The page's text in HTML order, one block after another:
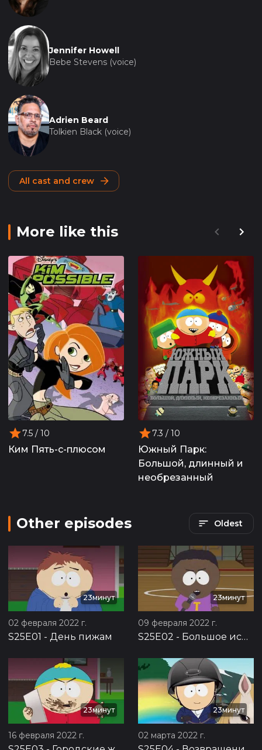
Jennifer Howell
Bebe Stevens (voice)
Adrien Beard
Tolkien Black (voice)
All cast and crew
More like this
7.5 / 10
Ким Пять-с-плюсом
7.3 / 10
Южный Парк:
Большой, длинный и
необрезанный
Other episodes Oldest
23минут
02 февраля 2022 г.
S25E01 - День пижам
23минут
09 февраля 2022 г.
S25E02 - Большое исправление
23минут
16 февраля 2022 г.
23минут
02 марта 2022 г.